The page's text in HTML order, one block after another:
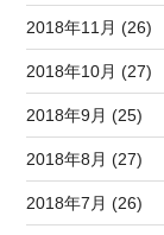
2018年11月 (26)
2018年10月 (27)
2018年9月 (25)
2018年8月 (27)
2018年7月 (26)